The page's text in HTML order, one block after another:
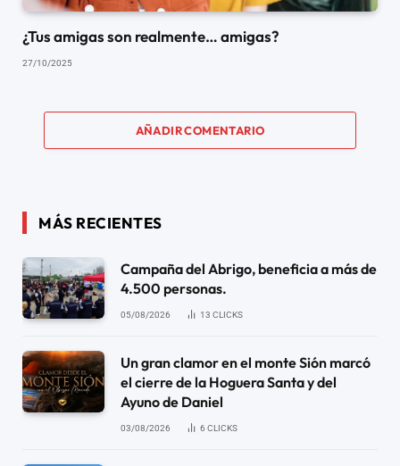
¿Tus amigas son realmente… amigas?
27/10/2025
AÑADIR COMENTARIO
MÁS RECIENTES
Campaña del Abrigo, beneficia a más de
4.500 personas.
05/08/2026 13 CLICKS
Un gran clamor en el monte Sión marcó
el cierre de la Hoguera Santa y del
Ayuno de Daniel
03/08/2026 6 CLICKS